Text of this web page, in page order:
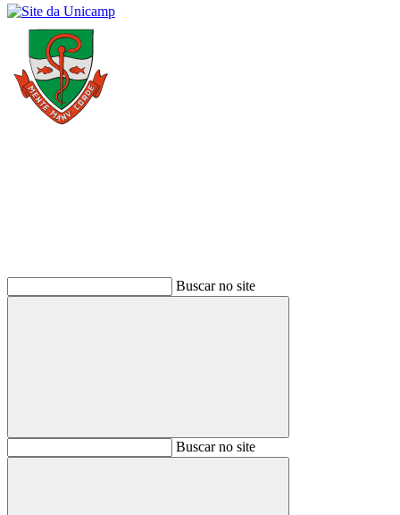
Buscar no site
BuscarBuscar no site